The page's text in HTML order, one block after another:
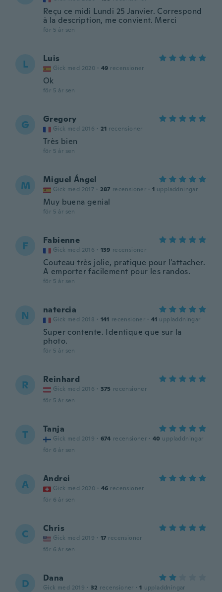
Reçu ce midi Lundi 25 Janvier. Correspond
à la description, me convient. Merci
för 5 år sen
L Luis
Gick med 2020 · 49 recensioner
Ok
för 5 år sen
G Gregory
Gick med 2016 · 21 recensioner
Très bien
för 5 år sen
M Miguel Ángel
Gick med 2017 · 287 recensioner · 1 uppladdningar
Muy buena genial
för 5 år sen
F Fabienne
Gick med 2016 · 139 recensioner
Couteau très jolie, pratique pour l'attacher.
A emporter facilement pour les randos.
för 5 år sen
N natercia
Gick med 2018 · 141 recensioner · 41 uppladdningar
Super contente. Identique que sur la
photo.
för 5 år sen
R Reinhard
Gick med 2016 · 375 recensioner
för 5 år sen
T Tanja
Gick med 2019 · 674 recensioner · 40 uppladdningar
för 6 år sen
A Andrei
Gick med 2020 · 46 recensioner
för 6 år sen
C Chris
Gick med 2019 · 17 recensioner
för 6 år sen
D Dana
Gick med 2019 · 32 recensioner · 1 uppladdningar